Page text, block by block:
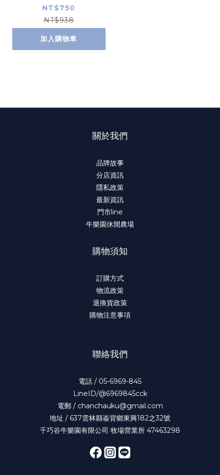
NT$750
NT$938
加入購物車
關於我們
品牌故事
分店資訊
隱私政策
最新資訊
門市line
牛樂園休閒農場
購物須知
訂購方式
物流政策
退換貨政策
購物注意事項
聯絡我們
電話 / 05-6969-845
LineID/@6969845cck
電郵 / chanchauku@gmail.com
地址 / 637雲林縣崙背鄉東興182之32號
千巧谷牛樂園有限公司 牧場營業所 47463298